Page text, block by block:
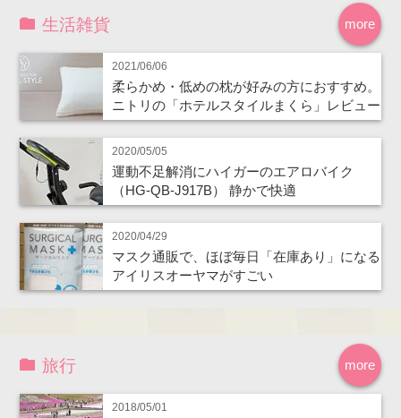
more
生活雑貨
2021/06/06
柔らかめ・低めの枕が好みの方におすすめ。
ニトリの「ホテルスタイルまくら」レビュー
2020/05/05
運動不足解消にハイガーのエアロバイク
（HG-QB-J917B） 静かで快適
2020/04/29
マスク通販で、ほぼ毎日「在庫あり」になる
アイリスオーヤマがすごい
more
旅行
2018/05/01